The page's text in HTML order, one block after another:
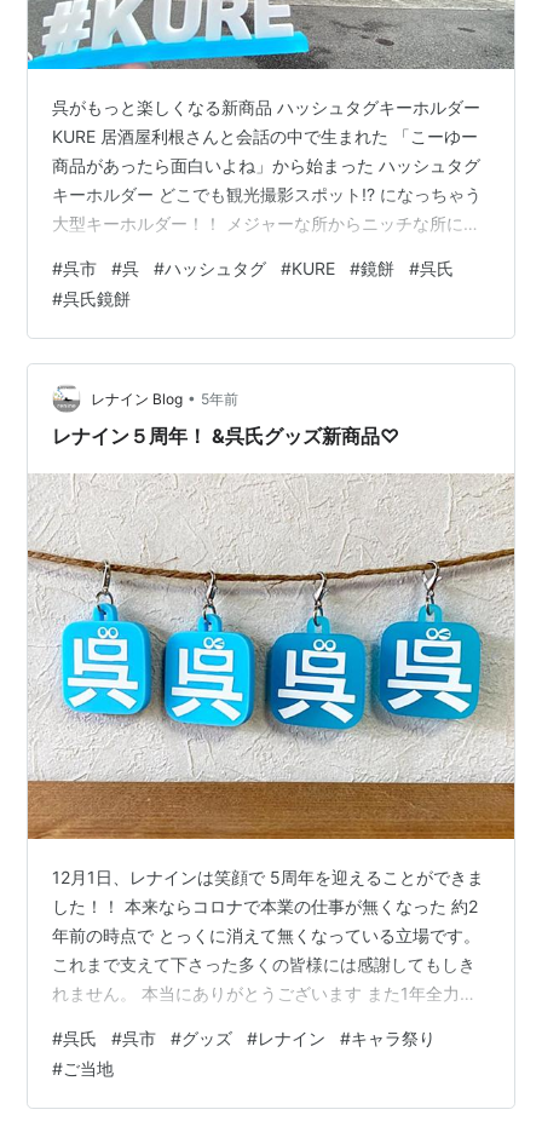
呉がもっと楽しくなる新商品 ハッシュタグキーホルダー
KURE 居酒屋利根さんと会話の中で生まれた 「こーゆー
商品があったら面白いよね」から始まった ハッシュタグ
キーホルダー どこでも観光撮影スポット!? になっちゃう
大型キーホルダー！！ メジャーな所からニッチな所にま
ホルダー！ バッグなどにつけたら目立つこと間違いなし♪
土台は全15色 ちょっと作りすぎたかな(*´Д｀*) 【ハッシ
ュタグキーホルダー KURE】 12月5日(日)居酒屋利根さん
とレナインのオンラインショップで受注受付を開始しま
す！ tabelog.com もし人気商品にな…
#呉市 #呉 #ハッシュタグ #KURE #鏡餅 #呉氏
#呉氏鏡餅
レナイン Blog • 5年前
レナイン５周年！ &呉氏グッズ新商品♡
12月1日、レナインは笑顔で 5周年を迎えることができま
した！！ 本来ならコロナで本業の仕事が無くなった 約2
年前の時点で とっくに消えて無くなっている立場です。
これまで支えて下さった多くの皆様には感謝してもしき
れません。 本当にありがとうございます また1年全力で
にて 復興応援 呉 ご当地キャラ祭！！ 配信の視聴はこち
らから →youtu.be/kljs1jygvss 呉愛強めの！？ 食品サン
プル屋レナインも 呉氏グッズの販売で参加します( ´∀｀)
#呉氏 #呉市 #グッズ #レナイン #キャラ祭り
#ご当地